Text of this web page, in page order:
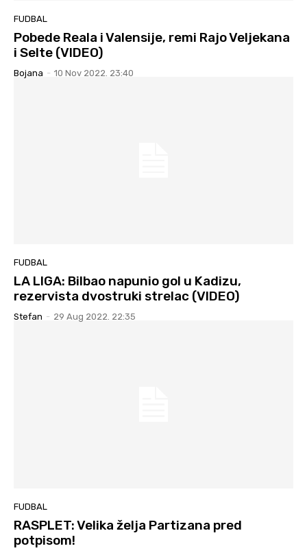
FUDBAL
Pobede Reala i Valensije, remi Rajo Veljekana
i Selte (VIDEO)
Bojana - 10 Nov 2022. 23:40
FUDBAL
LA LIGA: Bilbao napunio gol u Kadizu,
rezervista dvostruki strelac (VIDEO)
Stefan - 29 Aug 2022. 22:35
FUDBAL
RASPLET: Velika želja Partizana pred
potpisom!